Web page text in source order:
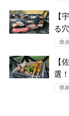
【
る
県
【
選
県